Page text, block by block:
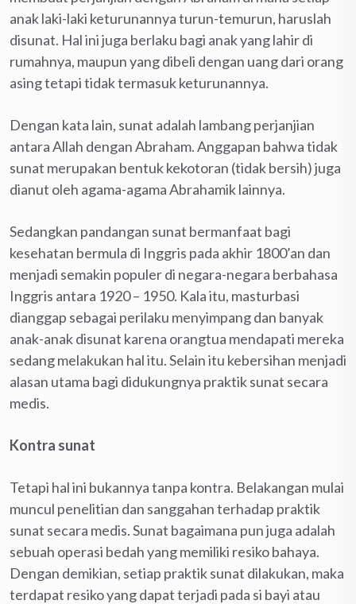
anak laki-laki keturunannya turun-temurun, haruslah
disunat. Hal ini juga berlaku bagi anak yang lahir di
rumahnya, maupun yang dibeli dengan uang dari orang
asing tetapi tidak termasuk keturunannya.
Dengan kata lain, sunat adalah lambang perjanjian
antara Allah dengan Abraham. Anggapan bahwa tidak
sunat merupakan bentuk kekotoran (tidak bersih) juga
dianut oleh agama-agama Abrahamik lainnya.
Sedangkan pandangan sunat bermanfaat bagi
kesehatan bermula di Inggris pada akhir 1800’an dan
menjadi semakin populer di negara-negara berbahasa
Inggris antara 1920 – 1950. Kala itu, masturbasi
dianggap sebagai perilaku menyimpang dan banyak
anak-anak disunat karena orangtua mendapati mereka
sedang melakukan hal itu. Selain itu kebersihan menjadi
alasan utama bagi didukungnya praktik sunat secara
medis.
Kontra sunat
Tetapi hal ini bukannya tanpa kontra. Belakangan mulai
muncul penelitian dan sanggahan terhadap praktik
sunat secara medis. Sunat bagaimana pun juga adalah
sebuah operasi bedah yang memiliki resiko bahaya.
Dengan demikian, setiap praktik sunat dilakukan, maka
terdapat resiko yang dapat terjadi pada si bayi atau